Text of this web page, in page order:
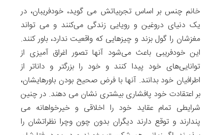
خانم چنس بر اساس تجربیاتش می گوید، خودفریبان، در
یک دنیای دروغین و رویایی زندگی می‌کنند و می تواند
مغزشان را گول بزند و چیزهایی که واقعیت ندارد، باور کنند.
این خودفریبی باعث می‌شود آنها تصور اغراق‌ آمیزی از
توانایی‌های خود پیدا کنند و خود را بزرگتر و داناتر از
اطرافیان خود بدانند. آنها با فرض صحیح بودن باورهایشان،
بر اعتقادت خود پافشاری بیشتری نشان می دهند. در چنین
شرایطی تمام عقاید خود را اخلاقی و خیرخواهانه می
پندارند و توقع دارند دیگران بدون چون وچرا نظراتشان را